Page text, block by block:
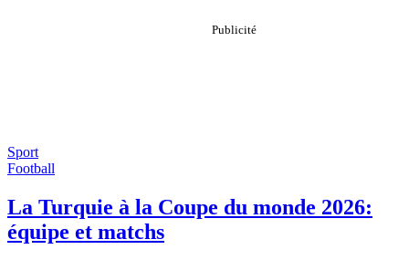
Sport
Football
La Turquie à la Coupe du monde 2026:
équipe et matchs